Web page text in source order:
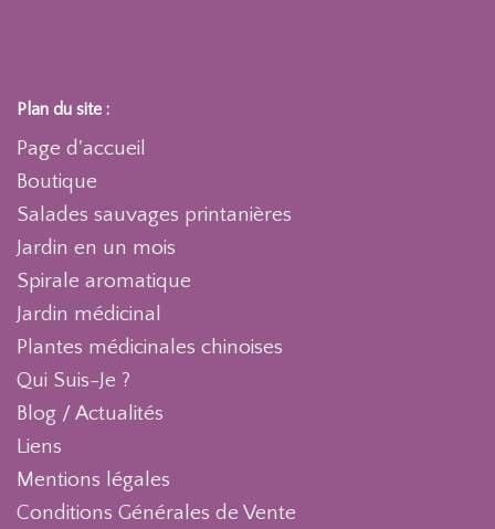
Plan du site :
Page d'accueil
Boutique
Salades sauvages printanières
Jardin en un mois
Spirale aromatique
Jardin médicinal
Plantes médicinales chinoises
Qui Suis-Je ?
Blog / Actualités
Liens
Mentions légales
Conditions Générales de Vente